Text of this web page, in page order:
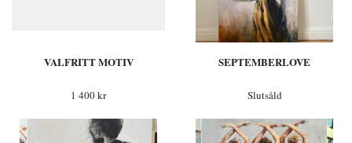
VALFRITT MOTIV
1 400 kr
SEPTEMBERLOVE
Slutsåld